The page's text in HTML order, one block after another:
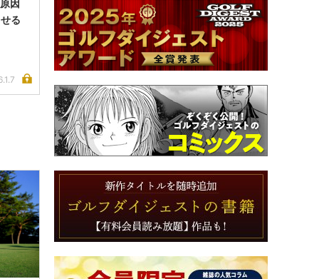
因
る